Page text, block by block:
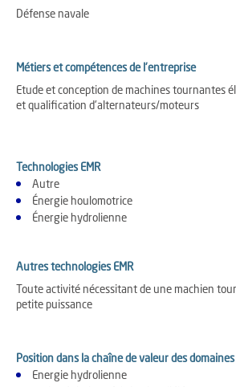
Défense navale
Métiers et compétences de l'entreprise
Etude et conception de machines tournantes
et qualification d'alternateurs/moteurs
Technologies EMR
Autre
Énergie houlomotrice
Énergie hydrolienne
Autres technologies EMR
Toute activité nécessitant de une machien
petite puissance
Position dans la chaîne de valeur des
Energie hydrolienne